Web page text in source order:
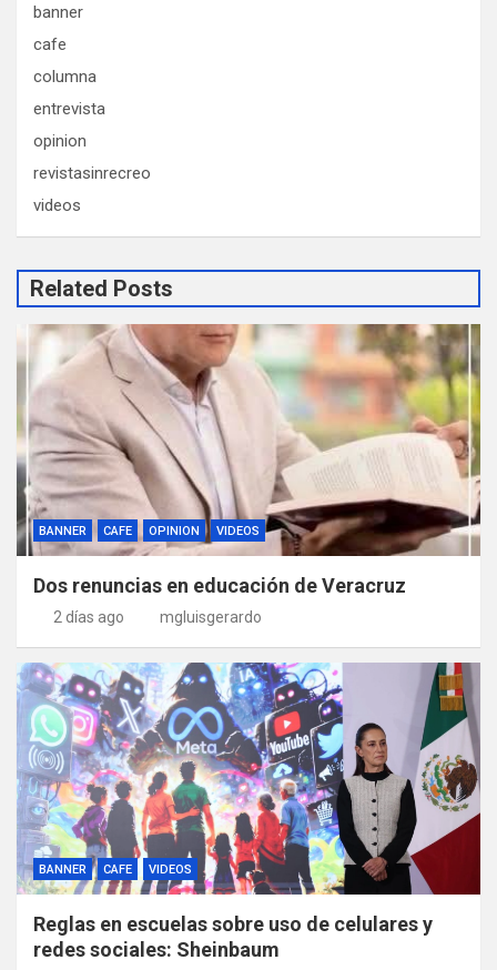
banner
cafe
columna
entrevista
opinion
revistasinrecreo
videos
Related Posts
BANNER CAFE OPINION VIDEOS
Dos renuncias en educación de Veracruz
2 días ago mgluisgerardo
BANNER CAFE VIDEOS
Reglas en escuelas sobre uso de celulares y
redes sociales: Sheinbaum